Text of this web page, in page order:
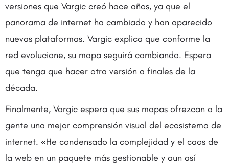
versiones que Vargic creó hace años, ya que el
panorama de internet ha cambiado y han aparecido
nuevas plataformas. Vargic explica que conforme la
red evolucione, su mapa seguirá cambiando. Espera
que tenga que hacer otra versión a finales de la
década.
Finalmente, Vargic espera que sus mapas ofrezcan a la
gente una mejor comprensión visual del ecosistema de
internet. «He condensado la complejidad y el caos de
la web en un paquete más gestionable y aun así